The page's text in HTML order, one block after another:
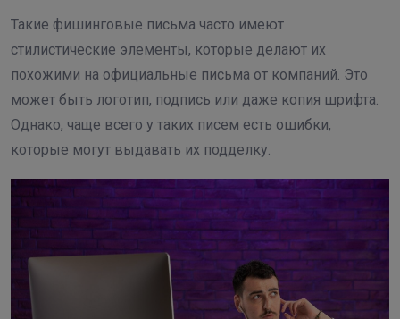
Такие фишинговые письма часто имеют
стилистические элементы, которые делают их
похожими на официальные письма от компаний. Это
может быть логотип, подпись или даже копия шрифта.
Однако, чаще всего у таких писем есть ошибки,
которые могут выдавать их подделку.